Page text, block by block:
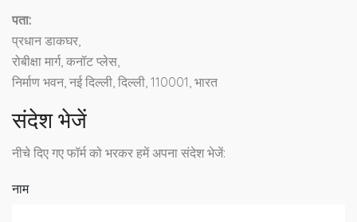
पता:
प्रधान डाकघर,
रोबीक्षा मार्ग, कनॉट प्लेस,
निर्माण भवन, नई दिल्ली, दिल्ली, 110001, भारत
संदेश भेजें
नीचे दिए गए फॉर्म को भरकर हमें अपना संदेश भेजें:
नाम